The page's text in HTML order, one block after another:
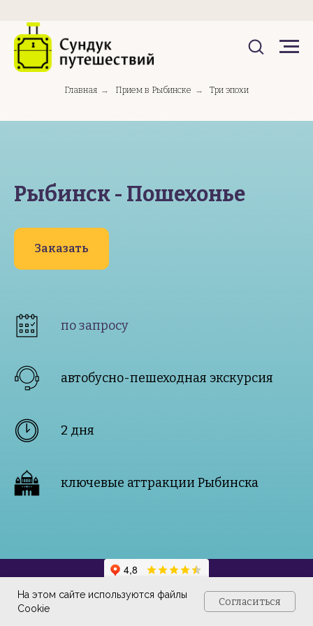
89109653355 Рыбинск, Ломоносова 1 Группа
Главная → Прием в Рыбинске → Три эпохи
Рыбинск - Пошехонье
Заказать
по запросу
автобусно-пешеходная экскурсия
2 дня
ключевые аттракции Рыбинска
На этом сайте используются файлы
Cookie
Согласиться